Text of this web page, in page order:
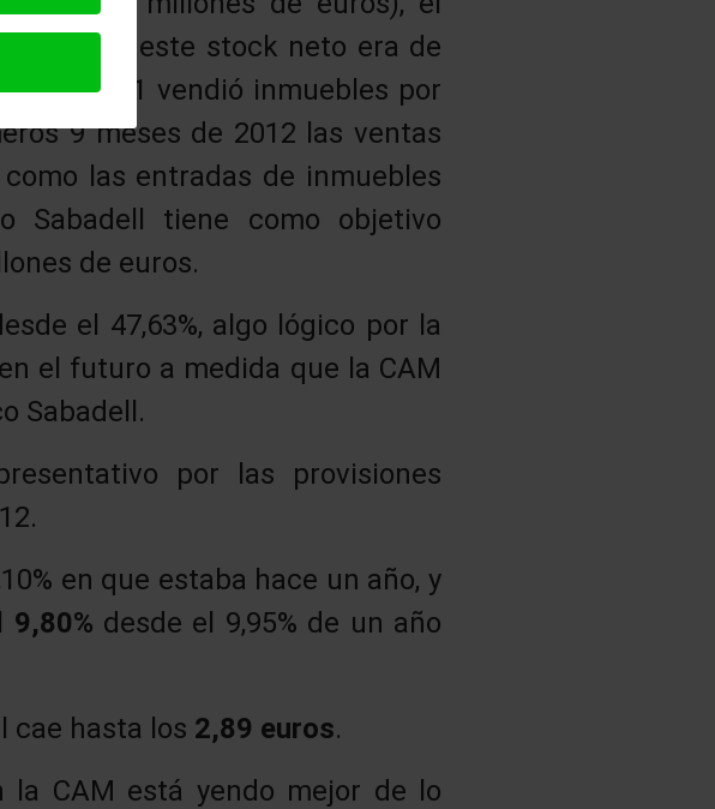
3 meses este stock neto era de
de 2011 vendió inmuebles por
9 meses de 2012 las ventas
las entradas de inmuebles
Sabadell tiene como objetivo
de euros.
el 47,63%, algo lógico por la
el futuro a medida que la CAM
Sabadell.
por las provisiones
en que estaba hace un año, y
9,80% desde el 9,95% de un año
cae hasta los 2,89 euros.
la CAM está yendo mejor de lo